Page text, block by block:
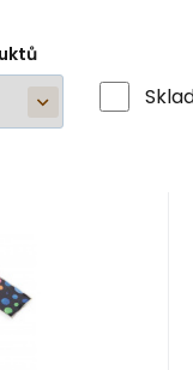
TB11
koníka.